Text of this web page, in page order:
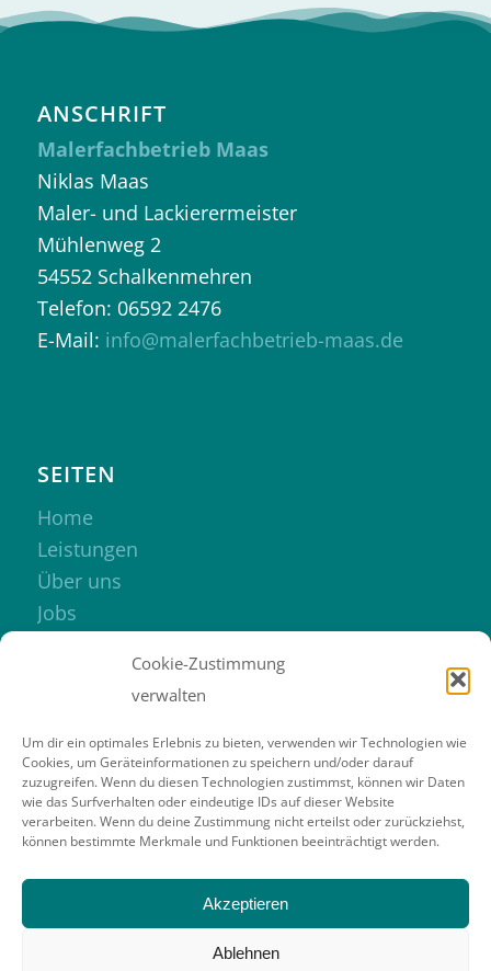
Cookie-Zustimmung
verwalten
Um dir ein optimales Erlebnis zu bieten, verwenden wir Technologien wie
Cookies, um Geräteinformationen zu speichern und/oder darauf
zuzugreifen. Wenn du diesen Technologien zustimmst, können wir Daten
wie das Surfverhalten oder eindeutige IDs auf dieser Website
verarbeiten. Wenn du deine Zustimmung nicht erteilst oder zurückziehst,
können bestimmte Merkmale und Funktionen beeinträchtigt werden.
Akzeptieren
Ablehnen
ANSCHRIFT
Malerfachbetrieb Maas
Niklas Maas
Maler- und Lackierermeister
Mühlenweg 2
54552 Schalkenmehren
Telefon: 06592 2476
E-Mail: info@malerfachbetrieb-maas.de
SEITEN
Home
Leistungen
Über uns
Jobs
RECHTLICHES
Impressum